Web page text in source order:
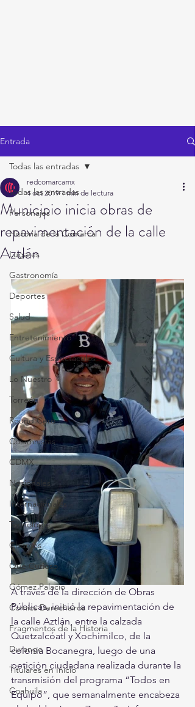
Entrada
Todas las entradas
Personajes
Historia de la Comarca
Lugares
Gastronomía
Deportes
Salud
Entretenimiento
Cultura y Espectáculos
Lo Nuestro
Torreón
Round Cero
Columnistas
CDMX
Nacionales
Internacionales
Tecnología
Chismes
Qué Curioso
Gómez Palacio
Comics Derechairos
Fragmentos de la Historia
Durango
Titulares en Inicio
Coahuila
Todas las entradas
Municipio inicia obras de
repavimentación de la calle
Aztlán
redcomarcamx
4 oct 2019 1 min de lectura
A través de la dirección de Obras
Públicas, inició la repavimentación de
la calle Aztlán, entre la calzada
Quetzalcóatl y Xochimilco, de la
colonia Bocanegra, luego de una
petición ciudadana realizada durante la
transmisión del programa “Todos en
Equipo”, que semanalmente encabeza